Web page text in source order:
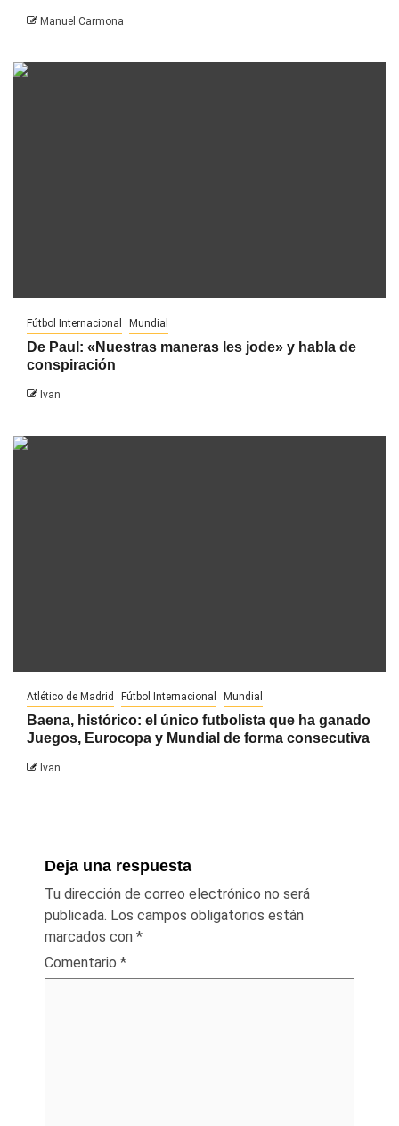
Manuel Carmona
Fútbol Internacional Mundial
De Paul: «Nuestras maneras les jode» y habla de
conspiración
Ivan
Atlético de Madrid Fútbol Internacional Mundial
Baena, histórico: el único futbolista que ha ganado
Juegos, Eurocopa y Mundial de forma consecutiva
Ivan
Deja una respuesta
Tu dirección de correo electrónico no será
publicada. Los campos obligatorios están
marcados con *
Comentario *